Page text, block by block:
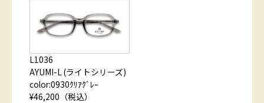
L1036
AYUMI-L (ライトシリーズ)
color:0930ｸﾘｱｸﾞﾚｰ
¥46,200（税込）